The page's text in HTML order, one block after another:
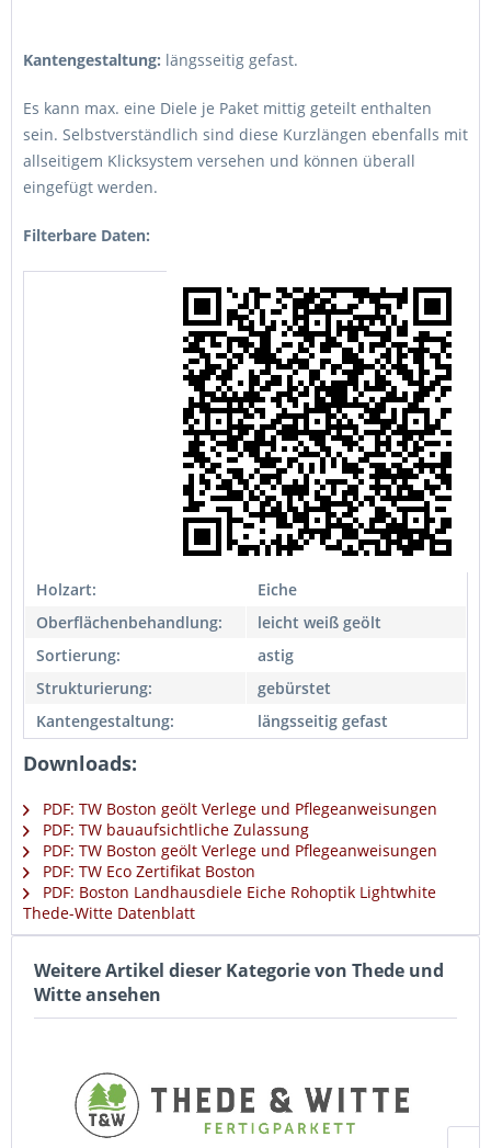
Kantengestaltung: längsseitig gefast.
Es kann max. eine Diele je Paket mittig geteilt enthalten
sein. Selbstverständlich sind diese Kurzlängen ebenfalls mit
allseitigem Klicksystem versehen und können überall
eingefügt werden.
Filterbare Daten:
Holzart:
Eiche
Oberflächenbehandlung:
leicht weiß geölt
Sortierung:
astig
Strukturierung:
gebürstet
Kantengestaltung:
längsseitig gefast
Downloads:
PDF: TW Boston geölt Verlege und Pflegeanweisungen
PDF: TW bauaufsichtliche Zulassung
PDF: TW Boston geölt Verlege und Pflegeanweisungen
PDF: TW Eco Zertifikat Boston
PDF: Boston Landhausdiele Eiche Rohoptik Lightwhite
Thede-Witte Datenblatt
Weitere Artikel dieser Kategorie von Thede und
Witte ansehen